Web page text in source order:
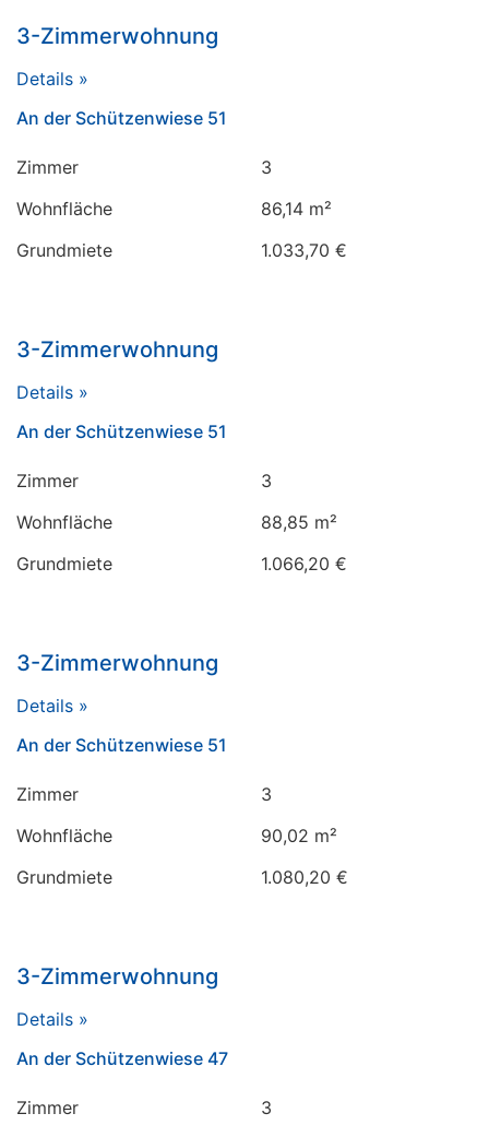
3-Zimmerwohnung
Details »
An der Schützenwiese 51
Zimmer
3
Wohnfläche
86,14 m²
Grundmiete
1.033,70 €
3-Zimmerwohnung
Details »
An der Schützenwiese 51
Zimmer
3
Wohnfläche
88,85 m²
Grundmiete
1.066,20 €
3-Zimmerwohnung
Details »
An der Schützenwiese 51
Zimmer
3
Wohnfläche
90,02 m²
Grundmiete
1.080,20 €
3-Zimmerwohnung
Details »
An der Schützenwiese 47
Zimmer 3